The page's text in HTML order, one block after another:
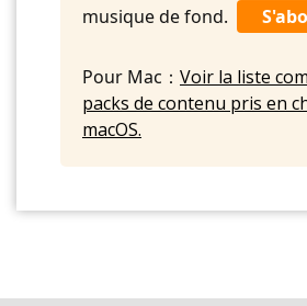
musique de fond.
Pour Mac： Voir la liste
packs de contenu pris en
macOS.